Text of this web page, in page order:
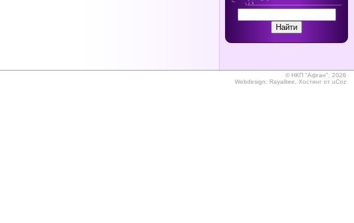
©НКП "Афган", 2026
Webdesign: Rayalitee Хостинг от uCoz